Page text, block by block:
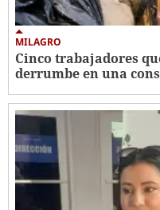
MILAGRO
Cinco trabajadores
derrumbe en una